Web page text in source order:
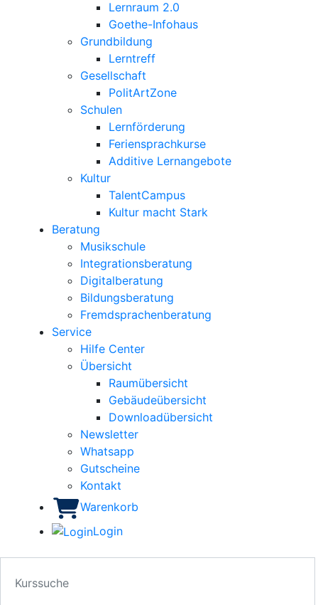
Lernraum 2.0
Goethe-Infohaus
Grundbildung
Lerntreff
Gesellschaft
PolitArtZone
Schulen
Lernförderung
Feriensprachkurse
Additive Lernangebote
Kultur
TalentCampus
Kultur macht Stark
Beratung
Musikschule
Integrationsberatung
Digitalberatung
Bildungsberatung
Fremdsprachenberatung
Service
Hilfe Center
Übersicht
Raumübersicht
Gebäudeübersicht
Downloadübersicht
Newsletter
Whatsapp
Gutscheine
Kontakt
Warenkorb
Login